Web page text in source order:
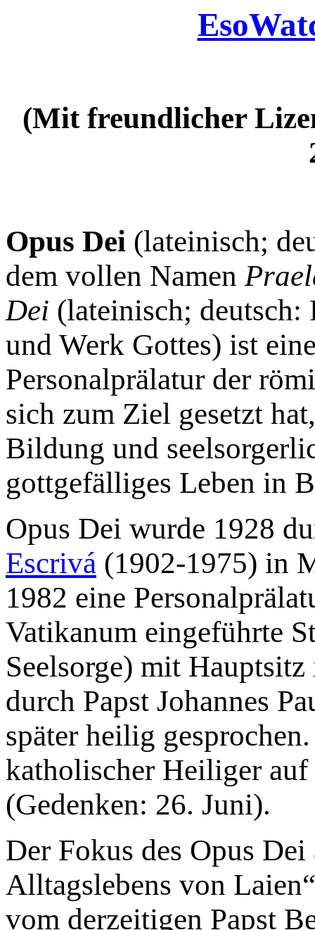
(Mit freundlicher
Opus Dei (lateinisch;
dem vollen Namen
Dei (lateinisch;
und Werk Gottes) ist
Personalprälatur der
sich zum Ziel gesetzt
Bildung und
gottgefälliges Leben in
Opus Dei wurde 1928
Escrivá (1902-1975) in
1982 eine
Vatikanum eingeführte
Seelsorge) mit
durch Papst Johannes
später heilig
katholischer Heiliger
(Gedenken: 26. Juni).
Der Fokus des Opus
Alltagslebens von
vom derzeitigen Papst